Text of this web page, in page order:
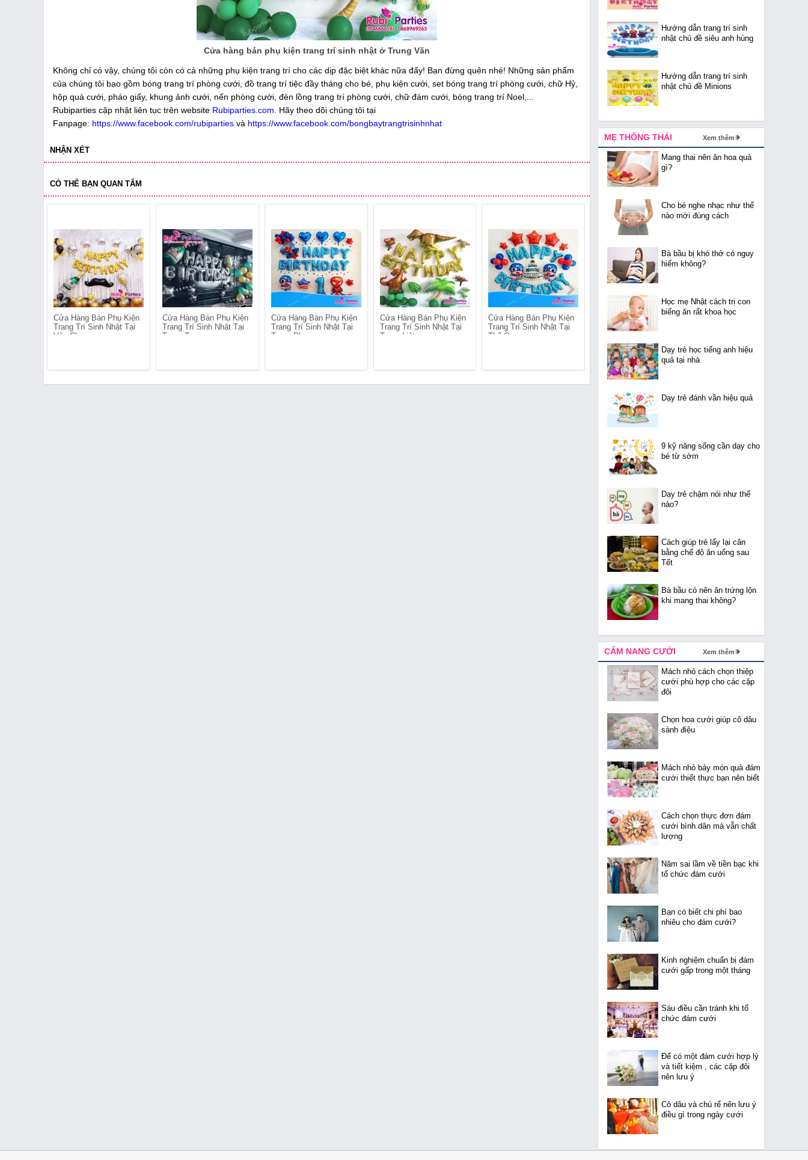
Cửa hàng bán phụ kiện trang trí sinh nhật ở Trung Văn
Không chỉ có vậy, chúng tôi còn có cả những phụ kiện trang trí cho các dịp đặc biệt khác nữa đấy! Bạn đừng quên nhé! Những sản phẩm
của chúng tôi bao gồm bóng trang trí phòng cưới, đồ trang trí tiệc đầy tháng cho bé, phụ kiện cưới, set bóng trang trí phòng cưới, chữ Hỷ,
hộp quà cưới, pháo giấy, khung ảnh cưới, nến phòng cưới, đèn lồng trang trí phòng cưới, chữ đám cưới, bóng trang trí Noel,...
Rubiparties cập nhật liên tục trên website Rubiparties.com . Hãy theo dõi chúng tôi tại
Fanpage: https://www.facebook.com/rubiparties và https://www.facebook.com/bongbaytrangtrisinhnhat
NHẬN XÉT
CÓ THỂ BẠN QUAN TÂM
Cửa Hàng Bán Phụ Kiện
Trang Trí Sinh Nhật Tại
Văn Chương
Cửa Hàng Bán Phụ Kiện
Trang Trí Sinh Nhật Tại
Trung Tự
Cửa Hàng Bán Phụ Kiện
Trang Trí Sinh Nhật Tại
Trung Phụng
Cửa Hàng Bán Phụ Kiện
Trang Trí Sinh Nhật Tại
Trung Liệt
Cửa Hàng Bán Phụ Kiện
Trang Trí Sinh Nhật Tại
Thổ Quan
Cửa Hàng Bán Phụ Kiện
Trang Trí Sinh Nhật Tại
Cửa Hàng Bán Phụ Kiện
Hướng dẫn trang trí sinh
nhật chủ đề siêu anh hùng
Hướng dẫn trang trí sinh
nhật chủ đề Minions
MẸ THÔNG THÁI Xem thêm
Mang thai nên ăn hoa quả
gì?
Cho bé nghe nhạc như thế
nào mới đúng cách
Bà bầu bị khó thở có nguy
hiểm không?
Học mẹ Nhật cách trị con
biếng ăn rất khoa học
Dạy trẻ học tiếng anh hiệu
quả tại nhà
Dạy trẻ đánh vần hiệu quả
9 kỹ năng sống cần dạy cho
bé từ sớm
Dạy trẻ chậm nói như thế
nào?
Cách giúp trẻ lấy lại cân
bằng chế độ ăn uống sau
Tết
Bà bầu có nên ăn trứng lộn
khi mang thai không?
CẨM NANG CƯỚI Xem thêm
Mách nhỏ cách chọn thiệp
cưới phù hợp cho các cặp
đôi
Chọn hoa cưới giúp cô dâu
sành điệu
Mách nhỏ bảy món quà đám
cưới thiết thực bạn nên biết
Cách chọn thực đơn đám
cưới bình dân mà vẫn chất
lượng
Năm sai lầm về tiền bạc khi
tổ chức đám cưới
Bạn có biết chi phí bao
nhiêu cho đám cưới?
Kinh nghiệm chuẩn bị đám
cưới gấp trong một tháng
Sáu điều cần tránh khi tổ
chức đám cưới
Để có một đám cưới hợp lý
và tiết kiệm , các cặp đôi
nên lưu ý
Cô dâu và chú rể nên lưu ý
điều gì trong ngày cưới